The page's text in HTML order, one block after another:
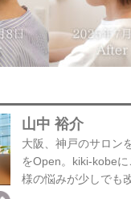
山中 裕介
大阪、神戸のサロン
をOpen。kiki-kobe
様の悩みが少しでも